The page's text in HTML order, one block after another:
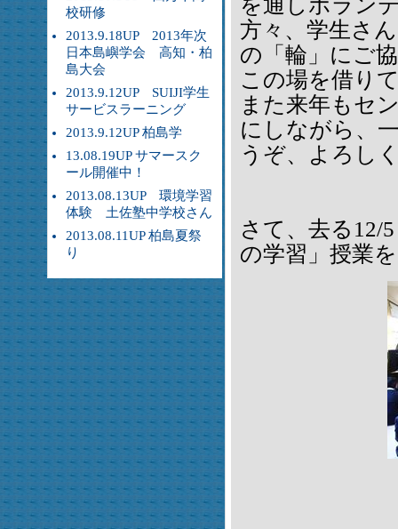
校研修
2013.9.18UP 2013年次
日本島嶼学会 高知・柏
島大会
2013.9.12UP SUIJI学生
サービスラーニング
2013.9.12UP 柏島学
13.08.19UP サマースク
ール開催中！
2013.08.13UP 環境学習
体験 土佐塾中学校さん
2013.08.11UP 柏島夏祭
り
を通しボラン
方々、学生さ
の「輪」にご
この場を借り
また来年もセ
にしながら、
うぞ、よろし
さて、去る12/
の学習」授業